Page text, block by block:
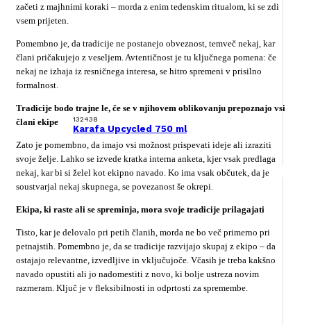
132438
Karafa Upcycled 750 ml
začeti z majhnimi koraki – morda z enim tedenskim ritualom, ki se zdi
vsem prijeten.
Pomembno je, da tradicije ne postanejo obveznost, temveč nekaj, kar
člani pričakujejo z veseljem. Avtentičnost je tu ključnega pomena: če
nekaj ne izhaja iz resničnega interesa, se hitro spremeni v prisilno
formalnost.
Tradicije bodo trajne le, če se v njihovem oblikovanju prepoznajo vsi
člani ekipe
Zato je pomembno, da imajo vsi možnost prispevati ideje ali izraziti
svoje želje. Lahko se izvede kratka interna anketa, kjer vsak predlaga
nekaj, kar bi si želel kot ekipno navado. Ko ima vsak občutek, da je
soustvarjal nekaj skupnega, se povezanost še okrepi.
Ekipa, ki raste ali se spreminja, mora svoje tradicije prilagajati
Tisto, kar je delovalo pri petih članih, morda ne bo več primerno pri
petnajstih. Pomembno je, da se tradicije razvijajo skupaj z ekipo – da
ostajajo relevantne, izvedljive in vključujoče. Včasih je treba kakšno
navado opustiti ali jo nadomestiti z novo, ki bolje ustreza novim
razmeram. Ključ je v fleksibilnosti in odprtosti za spremembe.